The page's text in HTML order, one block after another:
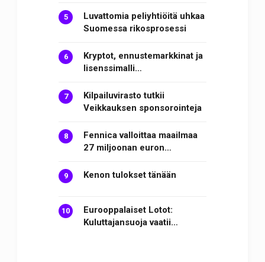
Luvattomia peliyhtiöitä uhkaa
Suomessa rikosprosessi
Kryptot, ennustemarkkinat ja
lisenssimalli…
Kilpailuvirasto tutkii
Veikkauksen sponsorointeja
Fennica valloittaa maailmaa
27 miljoonan euron…
Kenon tulokset tänään
Eurooppalaiset Lotot:
Kuluttajansuoja vaatii…